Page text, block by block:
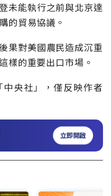
未能執行之前與北京達
的貿易協議。
果對美國農民造成沉重
樣的重要出口市場。
央社」，僅反映作者
立即開啟